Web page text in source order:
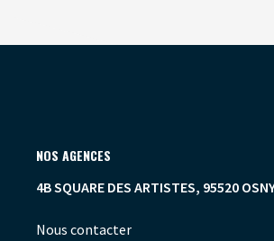
NOS AGENCES
4B SQUARE DES ARTISTES, 95520
Nous contacter